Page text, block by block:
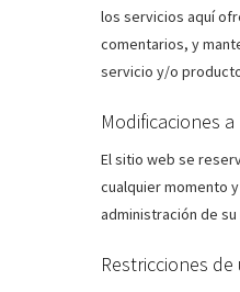
los servicios aquí
comentarios, y
servicio y/o
Modificaciones
El sitio web se
cualquier momento
administración de
Restricciones